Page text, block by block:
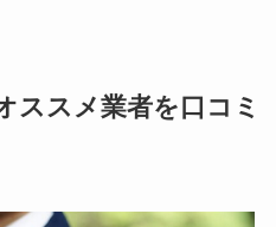
ススメ業者を口コミ